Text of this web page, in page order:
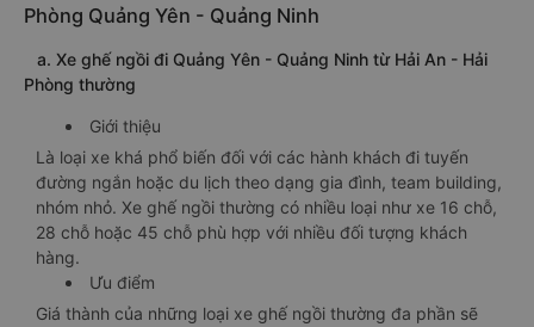
Phòng Quảng Yên - Quảng Ninh
a. Xe ghế ngồi đi Quảng Yên - Quảng Ninh từ Hải An - Hải
Phòng thường
Giới thiệu
Là loại xe khá phổ biến đối với các hành khách đi tuyến
đường ngắn hoặc du lịch theo dạng gia đình, team building,
nhóm nhỏ. Xe ghế ngồi thường có nhiều loại như xe 16 chỗ,
28 chỗ hoặc 45 chỗ phù hợp với nhiều đối tượng khách
hàng.
Ưu điểm
Giá thành của những loại xe ghế ngồi thường đa phần sẽ